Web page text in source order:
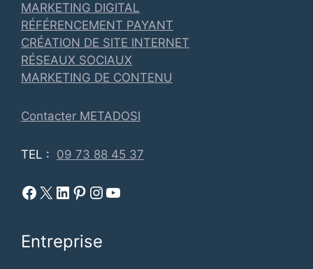
MARKETING DIGITAL
RÉFÉRENCEMENT PAYANT
CRÉATION DE SITE INTERNET
RÉSEAUX SOCIAUX
MARKETING DE CONTENU
Contacter METADOSI
TEL : 09 73 88 45 37
Facebook Metadosi
Metadosi est sur X Metadosi sur Linkedin
Metadosi sur Pinterest
Metadosi sur Instagram
Metadosi sur Youtube
Entreprise